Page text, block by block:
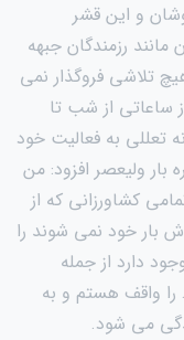
و این قشر
رزمندگان جبهه
تلاشی فروگذار نمی
ساعاتی از شب تا
تعللی به فعالیت خود
ولیعصر افزود: من
کشاورزانی که از
بار خود نمی شوند را
دارد از جمله
را واقف هستم و به
می شود.